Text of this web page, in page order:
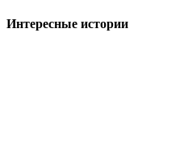
Интересные истории